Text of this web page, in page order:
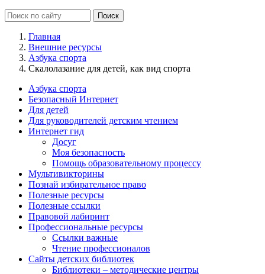
Главная
Внешние ресурсы
Азбука спорта
Скалолазание для детей, как вид спорта
Азбука спорта
Безопасный Интернет
Для детей
Для руководителей детским чтением
Интернет гид
Досуг
Моя безопасность
Помощь образовательному процессу
Мультивикторины
Познай избирательное право
Полезные ресурсы
Полезные ссылки
Правовой лабиринт
Профессиональные ресурсы
Ссылки важные
Чтение профессионалов
Сайты детских библиотек
Библиотеки – методические центры